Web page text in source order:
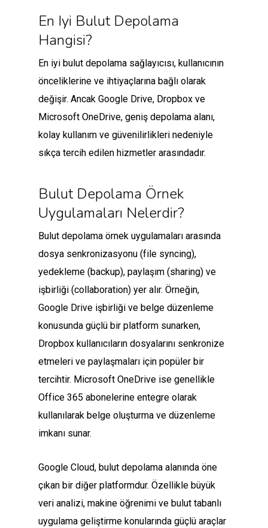
En Iyi Bulut Depolama
Hangisi?
En iyi bulut depolama sağlayıcısı, kullanıcının
önceliklerine ve ihtiyaçlarına bağlı olarak
değişir. Ancak Google Drive, Dropbox ve
Microsoft OneDrive, geniş depolama alanı,
kolay kullanım ve güvenilirlikleri nedeniyle
sıkça tercih edilen hizmetler arasındadır.
Bulut Depolama Örnek
Uygulamaları Nelerdir?
Bulut depolama örnek uygulamaları arasında
dosya senkronizasyonu (file syncing),
yedekleme (backup), paylaşım (sharing) ve
işbirliği (collaboration) yer alır. Örneğin,
Google Drive işbirliği ve belge düzenleme
konusunda güçlü bir platform sunarken,
Dropbox kullanıcıların dosyalarını senkronize
etmeleri ve paylaşmaları için popüler bir
tercihtir. Microsoft OneDrive ise genellikle
Office 365 abonelerine entegre olarak
kullanılarak belge oluşturma ve düzenleme
imkanı sunar.
Google Cloud, bulut depolama alanında öne
çıkan bir diğer platformdur. Özellikle büyük
veri analizi, makine öğrenimi ve bulut tabanlı
uygulama geliştirme konularında güçlü araçlar